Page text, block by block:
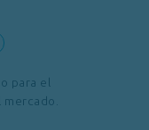
para el